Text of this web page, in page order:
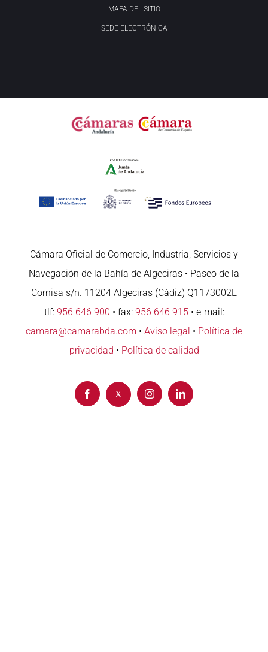
MAPA DEL SITIO
SEDE ELECTRÓNICA
Cámara Oficial de Comercio, Industria, Servicios y
Navegación de la Bahía de Algeciras • Paseo de la
Cornisa s/n. 11204 Algeciras (Cádiz) Q1173002E
tlf: 956 646 900 • fax: 956 646 915• e-mail:
camara@camarabda.com • Aviso legal • Política de
privacidad • Política de calidad
Facebook
X InstagramLinkedIn